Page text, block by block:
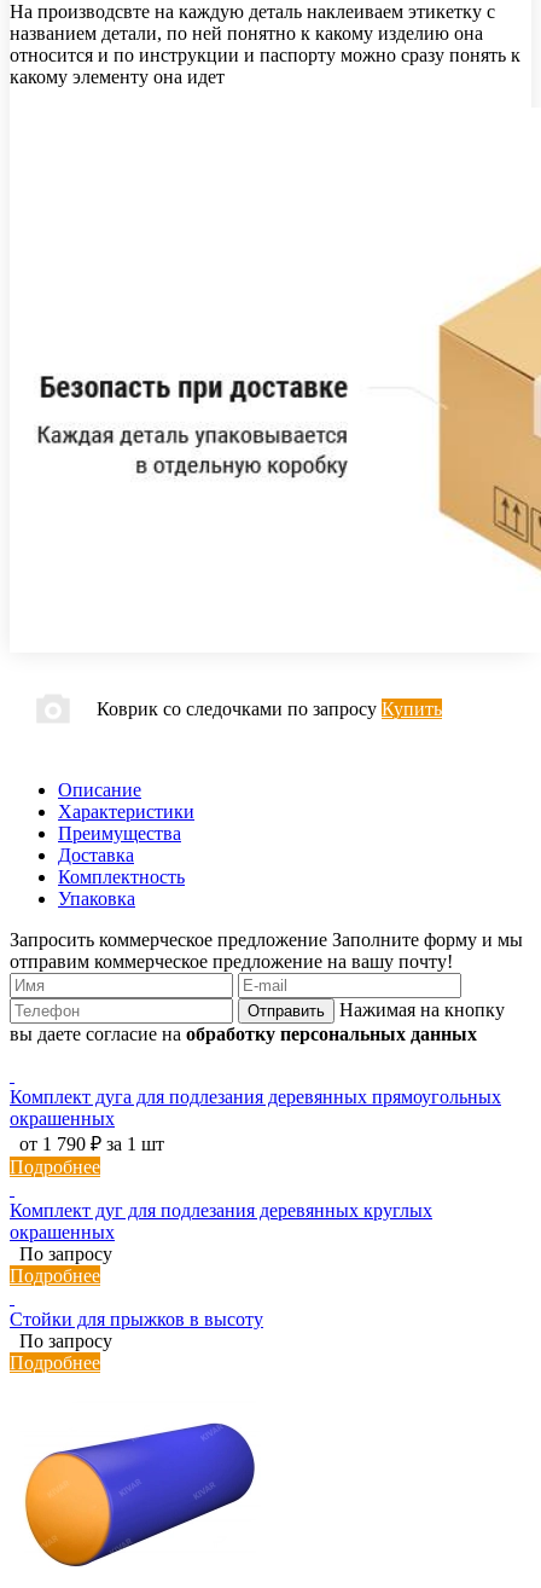
На производсвте на каждую деталь наклеиваем этикетку с
названием детали, по ней понятно к какому изделию она
относится и по инструкции и паспорту можно сразу понять к
какому элементу она идет
Коврик со следочками по запросу Купить
Описание
Характеристики
Преимущества
Доставка
Комплектность
Упаковка
Запросить коммерческое предложение Заполните форму и мы
отправим коммерческое предложение на вашу почту!
Отправить
Нажимая на кнопку
вы даете согласие на обработку персональных данных
Комплект дуга для подлезания деревянных прямоугольных
окрашенных
от 1 790 ₽ за 1 шт
Подробнее
Комплект дуг для подлезания деревянных круглых
окрашенных
По запросу
Подробнее
Стойки для прыжков в высоту
По запросу
Подробнее